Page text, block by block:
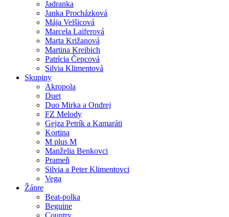
Jadranka
Janka Procházková
Mája Velšicová
Marcela Laiferová
Marta Križanová
Martina Kreibich
Patrícia Čepcová
Silvia Klimentová
Skupiny
Akropola
Duet
Duo Mirka a Ondrej
FZ Melody
Gejza Petrík a Kamaráti
Kortina
M plus M
Manželia Benkovci
Prameň
Silvia a Peter Klimentovci
Vega
Žánre
Beat-polka
Beguine
Country